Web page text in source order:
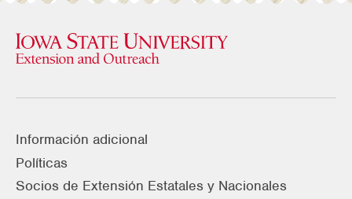
Información adicional
Políticas
Socios de Extensión Estatales y Nacionales